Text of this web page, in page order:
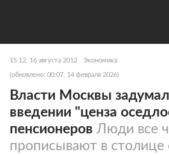
15:12, 16 августа 2012 Экономика
(обновлено: 00:07, 14 февраля 2026)
Власти Москвы
введении "ценза
пенсионеров Люди все
прописывают в столице